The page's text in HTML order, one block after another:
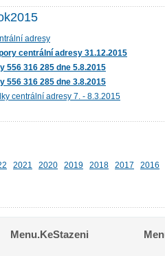
adresy
centrální adresy 31.12.2015
556 316 285 dne 5.8.2015
556 316 285 dne 3.8.2015
centrální adresy 7. - 8.3.2015
2021 2020 2019 2018 2017 2016
Menu.KeStazeni